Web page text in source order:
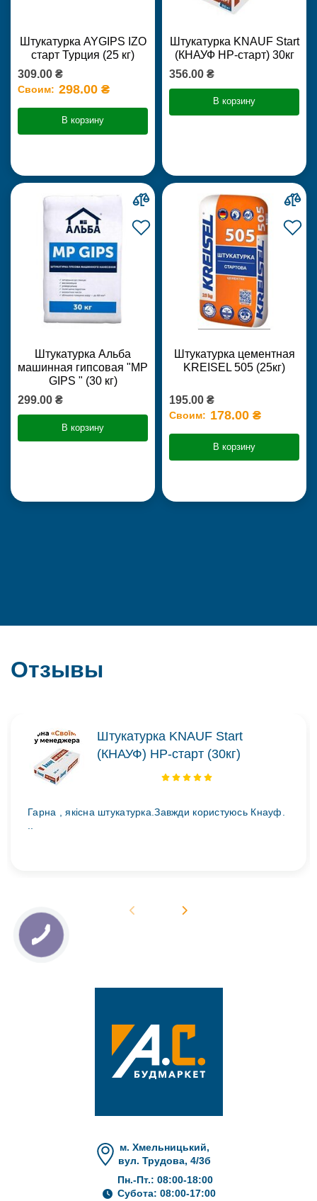
Штукатурка AYGIPS IZO
старт Турция (25 кг)
309.00 ₴
Своим: 298.00 ₴
В корзину
Штукатурка KNAUF Start
(КНАУФ НР-старт) 30кг
356.00 ₴
В корзину
Штукатурка Альба
машинная гипсовая "MP
GIPS " (30 кг)
299.00 ₴
В корзину
Штукатурка цементная
KREISEL 505 (25кг)
195.00 ₴
Своим: 178.00 ₴
В корзину
Отзывы
Штукатурка KNAUF Start
(КНАУФ) НР-старт (30кг)
Гарна , якісна штукатурка.Завжди користуюсь Кнауф.
..
м. Хмельницький,
вул. Трудова, 4/3б
Пн.-Пт.: 08:00-18:00
Субота: 08:00-17:00